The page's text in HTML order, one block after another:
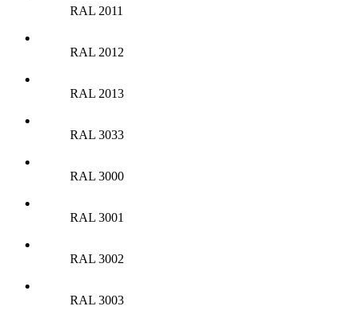
RAL 2011
RAL 2012
RAL 2013
RAL 3033
RAL 3000
RAL 3001
RAL 3002
RAL 3003